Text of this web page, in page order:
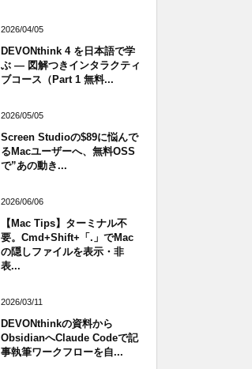
2026/04/05
DEVONthink 4 を日本語で学
ぶ — 図解つきインタラクティ
ブコース（Part 1 無料...
2026/05/05
Screen Studioの$89に悩んで
るMacユーザーへ、無料OSS
で”あの動き...
2026/06/06
【Mac Tips】ターミナル不
要。Cmd+Shift+「.」でMac
の隠しファイルを表示・非
表...
2026/03/11
DEVONthinkの資料から
ObsidianへClaude Codeで記
事執筆ワークフローを自...